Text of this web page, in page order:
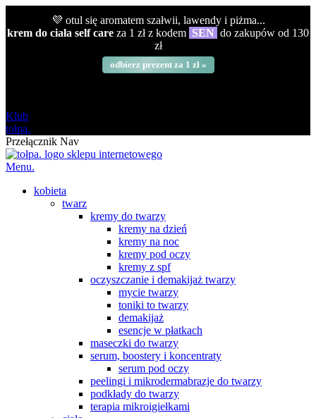
💜 otul się aromatem szałwii, lawendy i piżma...
krem do ciała self care za 1 zł z kodem SEN do zakupów od 130
zł
odbierz prezent za 1 zł »
Klub
tołpa.
Przełącznik Nav
Menu.
kobieta
twarz
kremy do twarzy
kremy na dzień
kremy na noc
kremy pod oczy
kremy z spf
oczyszczanie i demakijaż twarzy
mycie twarzy
toniki to twarzy
demakijaż
esencje w płatkach
maseczki do twarzy
serum, boostery i koncentraty
serum pod oczy
peelingi i mikrodermabrazje do twarzy
podkłady do twarzy
terapia mikroigiełkami